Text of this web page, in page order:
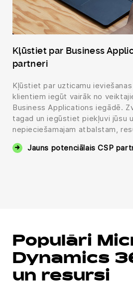
Kļūstiet par Business
partneri
Kļūstiet par uzticamu
klientiem iegūt vairāk no
Business Applications iegādē.
tagad un iegūstiet piekļuvi jūsu
nepieciešamajam atbalstam,
Jauns potenciālais CSP
Populāri
Dynamics
un resursi